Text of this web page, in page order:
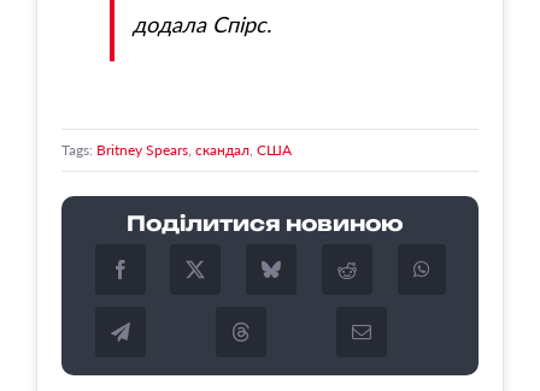
додала Спірс.
Tags: Britney Spears, скандал, США
Поділитися новиною